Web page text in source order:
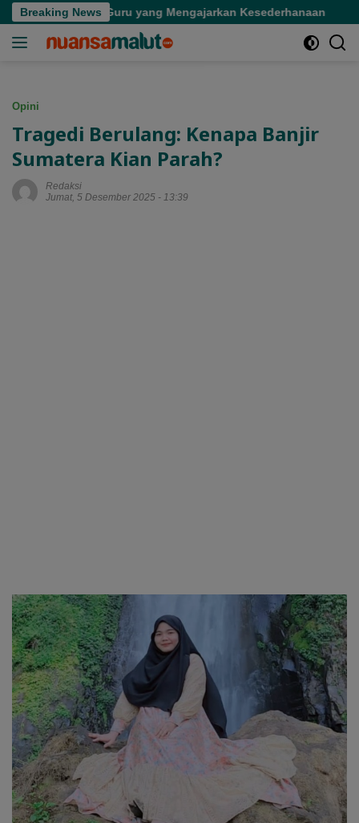
Langsung
ke
Breaking News
Guru yang Mengajarkan Kesederhanaan
Opini
Tragedi Berulang: Kenapa Banjir
Sumatera Kian Parah?
Redaksi
Jumat, 5 Desember 2025 - 13:39